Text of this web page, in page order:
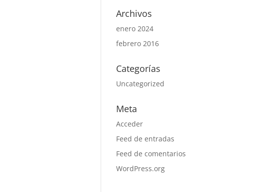
Archivos
enero 2024
febrero 2016
Categorías
Uncategorized
Meta
Acceder
Feed de entradas
Feed de comentarios
WordPress.org